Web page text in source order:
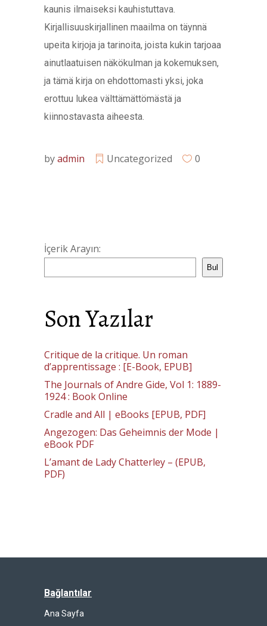
kaunis ilmaiseksi kauhistuttava.
Kirjallisuuskirjallinen maailma on täynnä
upeita kirjoja ja tarinoita, joista kukin tarjoaa
ainutlaatuisen näkökulman ja kokemuksen,
ja tämä kirja on ehdottomasti yksi, joka
erottuu lukea välttämättömästä ja
kiinnostavasta aiheesta.
byadmin Uncategorized 0
İçerik Arayın:
Bul
Son Yazılar
Critique de la critique. Un roman
d’apprentissage : [E-Book, EPUB]
The Journals of Andre Gide, Vol 1: 1889-
1924 : Book Online
Cradle and All | eBooks [EPUB, PDF]
Angezogen: Das Geheimnis der Mode |
eBook PDF
L’amant de Lady Chatterley – (EPUB,
PDF)
Bağlantılar
Ana Sayfa